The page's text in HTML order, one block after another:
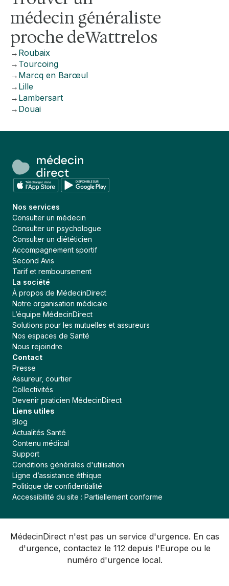
médecin généraliste
proche deWattrelos
→ Roubaix
→ Tourcoing
→ Marcq en Barœul
→ Lille
→ Lambersart
→ Douai
Nos services
Consulter un médecin
Consulter un psychologue
Consulter un diététicien
Accompagnement sportif
Second Avis
Tarif et remboursement
La société
À propos de MédecinDirect
Notre organisation médicale
L’équipe MédecinDirect
Solutions pour les mutuelles et assureurs
Nos espaces de Santé
Nous rejoindre
Contact
Presse
Assureur, courtier
Collectivités
Devenir praticien MédecinDirect
Liens utiles
Blog
Actualités Santé
Contenu médical
Support
Conditions générales d'utilisation
Ligne d’assistance éthique
Politique de confidentialité
Accessibilité du site : Partiellement conforme
MédecinDirect n'est pas un service d'urgence. En cas
d'urgence, contactez le 112 depuis l'Europe ou le
numéro d'urgence local.